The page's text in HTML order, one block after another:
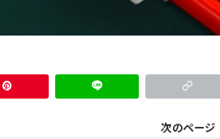
次のページ